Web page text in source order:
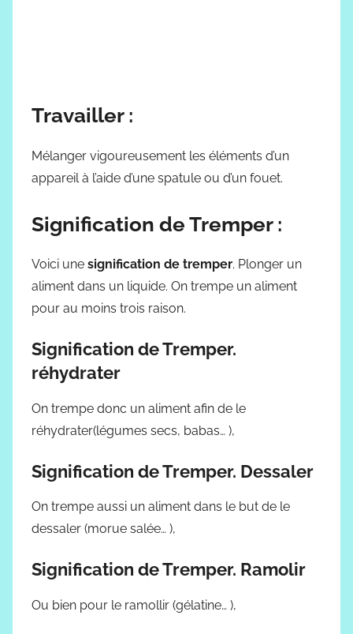
Travailler :
Mélanger vigoureusement les éléments d’un
appareil à l’aide d’une spatule ou d’un fouet.
Signification de Tremper :
Voici une signification de tremper. Plonger un
aliment dans un liquide. On trempe un aliment
pour au moins trois raison.
Signification de Tremper.
réhydrater
On trempe donc un aliment afin de le
réhydrater(légumes secs, babas… ),
Signification de Tremper. Dessaler
On trempe aussi un aliment dans le but de le
dessaler (morue salée… ),
Signification de Tremper. Ramolir
Ou bien pour le ramollir (gélatine… ),